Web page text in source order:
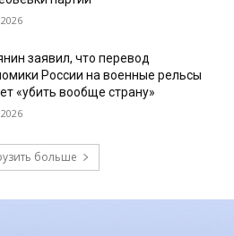
заявил, что перевод
России на военные рельсы
«убить вообще страну»
больше